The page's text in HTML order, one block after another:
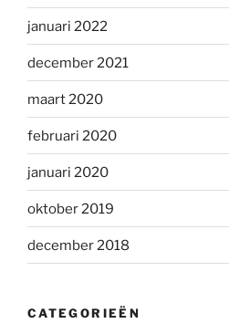
januari 2022
december 2021
maart 2020
februari 2020
januari 2020
oktober 2019
december 2018
CATEGORIEËN